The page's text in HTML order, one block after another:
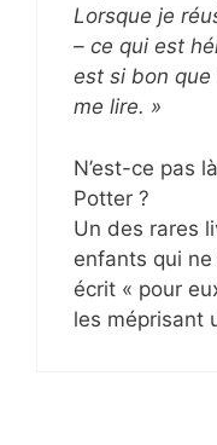
Lorsque je
– ce qui est
est si bon
me lire. »
N’est-ce pas
Potter ?
Un des rares
enfants qui
écrit « pour
les méprisant